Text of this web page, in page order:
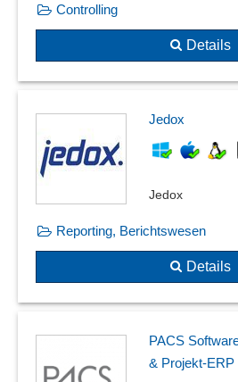
Controlling
Details
Jedox
Jedox
Reporting, Berichtswesen
Details
PACS
& Projekt-ERP